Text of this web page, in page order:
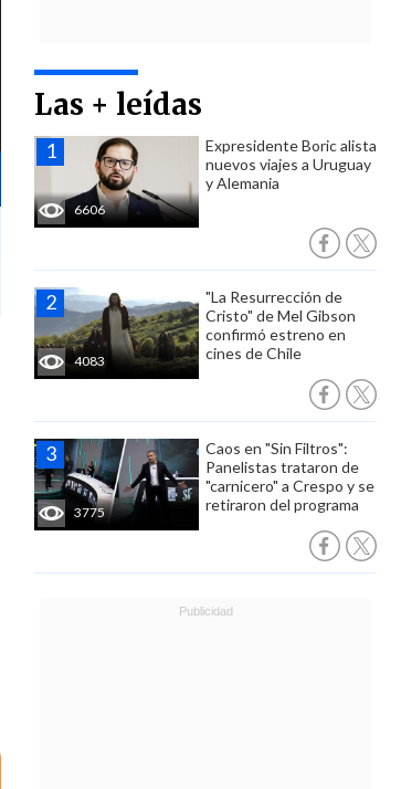
Las + leídas
6606
Expresidente Boric alista
nuevos viajes a Uruguay
y Alemania
4083
"La Resurrección de
Cristo" de Mel Gibson
confirmó estreno en
cines de Chile
3775
Caos en "Sin Filtros":
Panelistas trataron de
"carnicero" a Crespo y se
retiraron del programa